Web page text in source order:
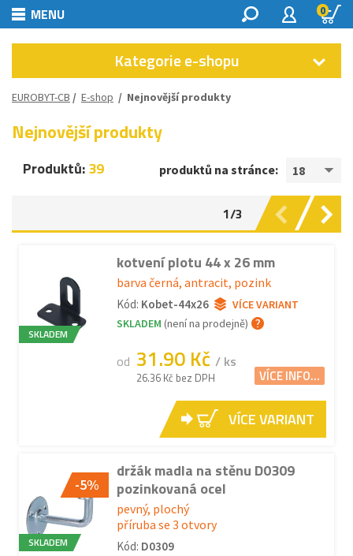
MENU 0
Kategorie e-shopu
EUROBYT-CB / E-shop / Nejnovější produkty
Nejnovější produkty
produktů na stránce: 18
Produktů:39
1/3
SKLADEM
kotvení plotu 44 x 26 mm
barva černá, antracit, pozink
Kód: Kobet-44x26
VÍCE VARIANT
SKLADEM (není na prodejně)
od 31.90 Kč / ks
26.36 Kč bez DPH VÍCE INFO...
VÍCE VARIANT
-5%
SKLADEM
držák madla na stěnu D0309
pozinkovaná ocel
pevný, plochý
příruba se 3 otvory
Kód: D0309